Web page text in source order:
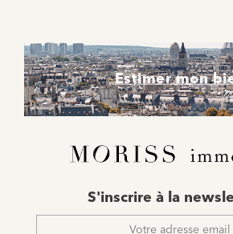
Estimer mon
mail
S'inscrire à la